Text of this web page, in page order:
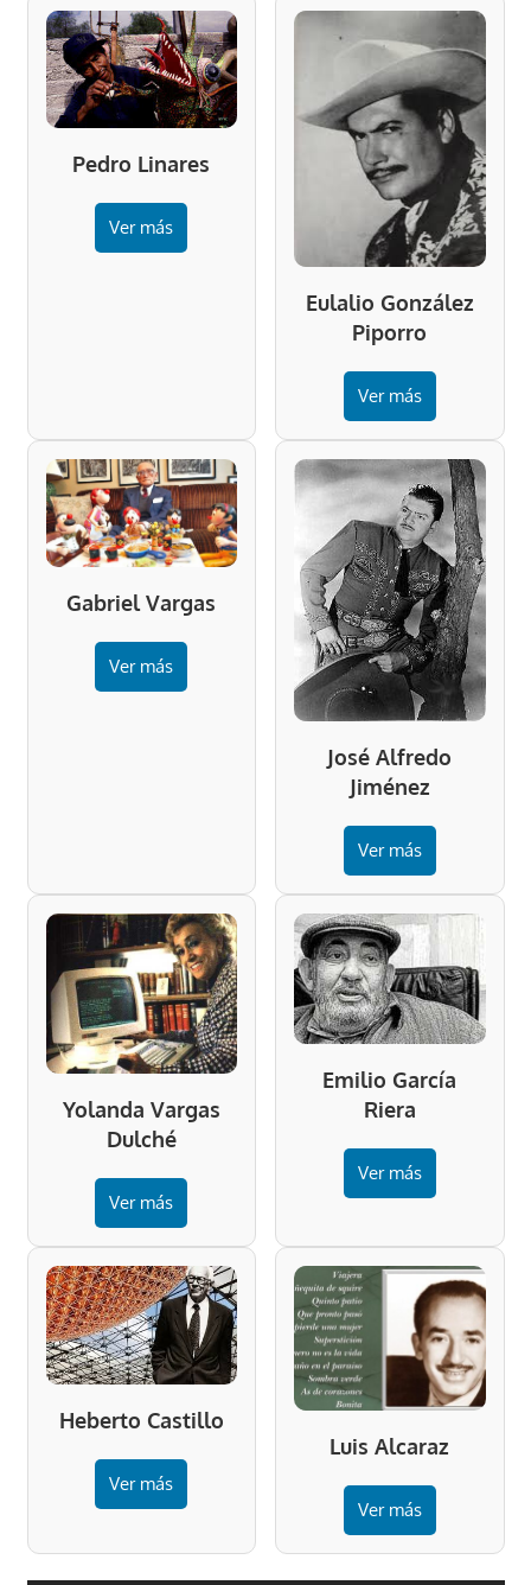
Pedro Linares
Ver más
Eulalio González
Piporro
Ver más
Gabriel Vargas
Ver más
José Alfredo
Jiménez
Ver más
Yolanda Vargas
Dulché
Ver más
Emilio García
Riera
Ver más
Heberto Castillo
Ver más
Luis Alcaraz
Ver más